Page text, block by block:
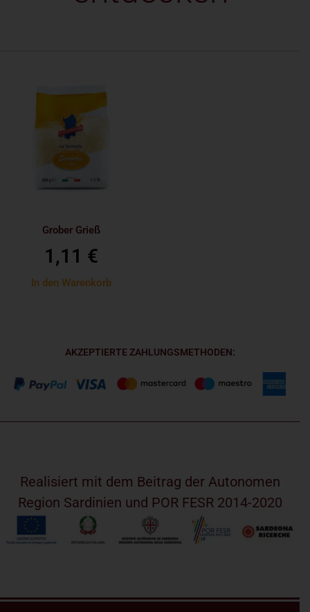
Grober Grieß
1,11 €
In den Warenkorb
AKZEPTIERTE ZAHLUNGSMETHODEN:
Realisiert mit dem Beitrag der Autonomen
Region Sardinien und POR FESR 2014-2020